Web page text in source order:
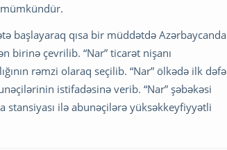
başlayaraq qısa bir müddətdə Azərbaycanda
birinə çevrilib. “Nar” ticarət nişanı
rəmzi olaraq seçilib. “Nar” ölkədə ilk dəfə
istifadəsinə verib. “Nar” şəbəkəsi
stansiyası ilə abunəçilərə yüksəkkeyfiyyətli